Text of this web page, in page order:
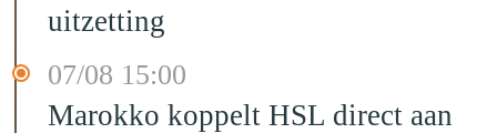
uitzetting
07/08 15:00
Marokko koppelt HSL direct aan